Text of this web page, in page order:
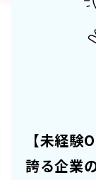
【未経験
誇る企業